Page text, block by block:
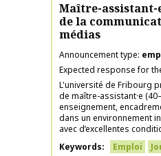
Maître-assistant-
de la
médias
Announcement type
Expected response for
L'université de Fribourg
de maître-assistant·e
enseignement,
dans un environnement
avec d’excellentes
Keywords
Emploi